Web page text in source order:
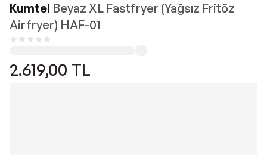
Kumtel Beyaz XL Fastfryer (Yağsız Fritöz
Airfryer) HAF-01
2.619,00 TL